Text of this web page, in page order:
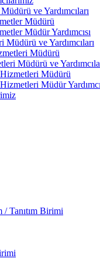
ve Yardımcıları
Müdürü
Müdür Yardımcısı
Müdürü ve Yardımcıları
Müdürü
Müdürü ve
Müdürü
Müdür
/ Tanıtım Birimi